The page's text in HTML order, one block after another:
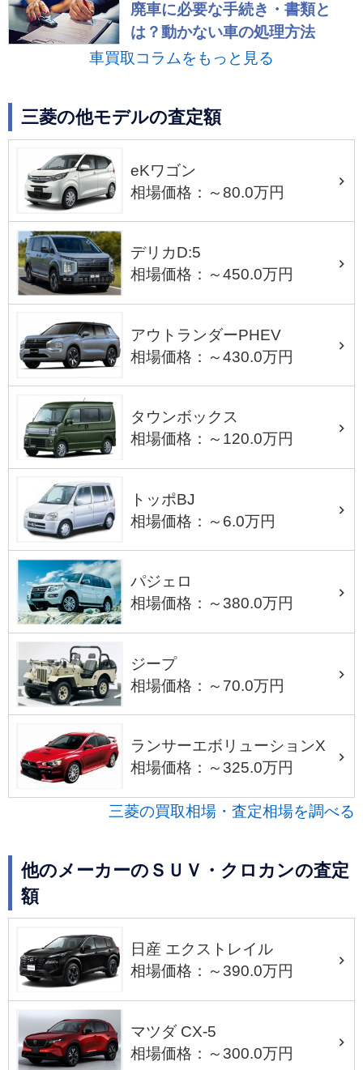
廃車に必要な手続き・書類と
は？動かない車の処理方法
車買取コラムをもっと見る
三菱の他モデルの査定額
eKワゴン
相場価格：～80.0万円
デリカD:5
相場価格：～450.0万円
アウトランダーPHEV
相場価格：～430.0万円
タウンボックス
相場価格：～120.0万円
トッポBJ
相場価格：～6.0万円
パジェロ
相場価格：～380.0万円
ジープ
相場価格：～70.0万円
ランサーエボリューションX
相場価格：～325.0万円
三菱の買取相場・査定相場を調べる
他のメーカーのＳＵＶ・クロカンの査定
額
日産 エクストレイル
相場価格：～390.0万円
マツダ CX-5
相場価格：～300.0万円